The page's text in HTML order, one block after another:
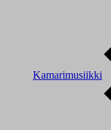
Kamarimusiikki